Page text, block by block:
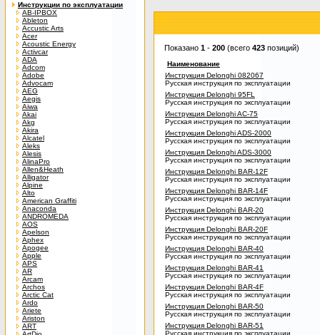
Инструкции по эксплуатации
AB-IPBOX
Ableton
Accustic Arts
Acer
Acoustic Energy
Activcar
ADA
Adcom
Adobe
Advocam
AEG
Aegis
Aiwa
Akai
Akg
Akira
Alcatel
Aleks
Alesis
AlinaPro
Allen&Heath
Alligator
Alpine
Alto
American Graffiti
Anaconda
ANDROMEDA
AOS
Apelson
Aphex
Apogee
Apple
APS
AR
Arcam
Archos
Arctic Cat
Ardo
Ariete
Ariston
ART
Показано 1 - 200 (всего 423 позиций)
Наименование
Инструкция Delonghi 082067
Русская инструкция по эксплуатации
Инструкция Delonghi 95FL
Русская инструкция по эксплуатации
Инструкция Delonghi AC-75
Русская инструкция по эксплуатации
Инструкция Delonghi ADS-2000
Русская инструкция по эксплуатации
Инструкция Delonghi ADS-3000
Русская инструкция по эксплуатации
Инструкция Delonghi BAR-12F
Русская инструкция по эксплуатации
Инструкция Delonghi BAR-14F
Русская инструкция по эксплуатации
Инструкция Delonghi BAR-20
Русская инструкция по эксплуатации
Инструкция Delonghi BAR-20F
Русская инструкция по эксплуатации
Инструкция Delonghi BAR-40
Русская инструкция по эксплуатации
Инструкция Delonghi BAR-41
Русская инструкция по эксплуатации
Инструкция Delonghi BAR-4F
Русская инструкция по эксплуатации
Инструкция Delonghi BAR-50
Русская инструкция по эксплуатации
Инструкция Delonghi BAR-51
Русская инструкция по эксплуатации